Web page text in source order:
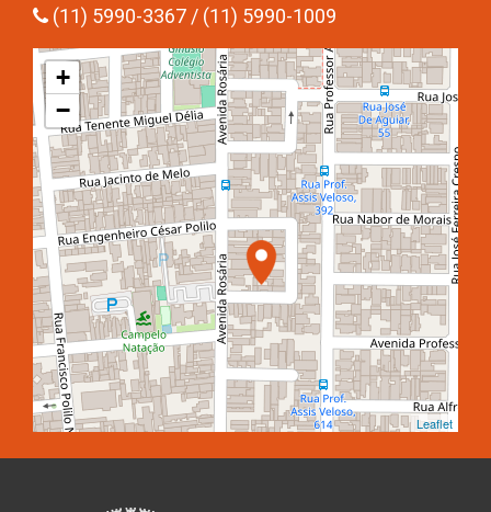
(11) 5990-3367 / (11) 5990-1009
+
−
Leaflet